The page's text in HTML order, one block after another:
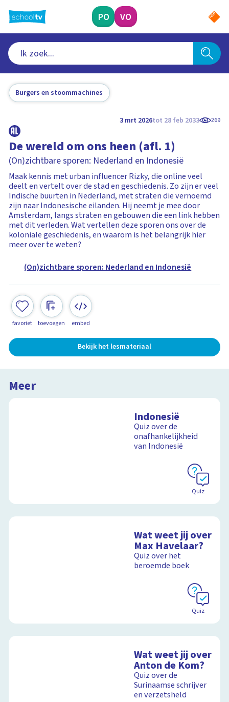
naar
hoofdinhoud
PO VO
Burgers en stoommachines
3 mrt 2026tot 28 feb 2033 269
De wereld om ons heen (afl. 1)
(On)zichtbare sporen: Nederland en Indonesië
Maak kennis met urban influencer Rizky, die online veel
deelt en vertelt over de stad en geschiedenis. Zo zijn er veel
Indische buurten in Nederland, met straten die vernoemd
zijn naar Indonesische eilanden. Hij neemt je mee door
Amsterdam, langs straten en gebouwen die een link hebben
met dit verleden. Wat vertellen deze sporen ons over de
koloniale geschiedenis, en waarom is het belangrijk hier
meer over te weten?
(On)zichtbare sporen: Nederland en Indonesië
favoriet toevoegen embed
Bekijk het lesmateriaal
Meer
Indonesië
Quiz over de
onafhankelijkheid
van Indonesië
Quiz
Wat weet jij over
Max Havelaar?
Quiz over het
beroemde boek
Quiz
Wat weet jij over
Anton de Kom?
Quiz over de
Surinaamse schrijver
en verzetsheld